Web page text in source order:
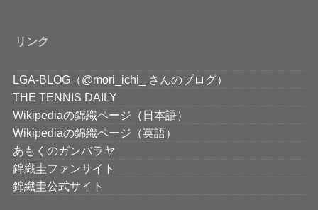
リンク
LGA-BLOG（@mori_ichi_ さんのブログ）
THE TENNIS DAILY
Wikipediaの錦織ページ（日本語）
Wikipediaの錦織ページ（英語）
あもくのガンバラヤ
錦織圭ファンサイト
錦織圭公式サイト